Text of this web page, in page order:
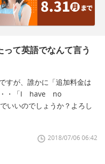
て英語でなんて言う
すが、誰かに「追加料金は
・・「I have no
いのでしょうか？よろし
2018/07/06 06:42